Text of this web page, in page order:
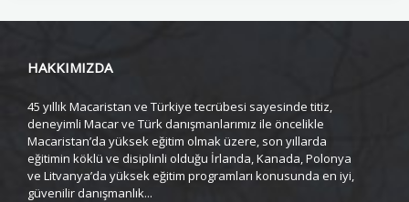
HAKKIMIZDA
45 yıllık Macaristan ve Türkiye tecrübesi sayesinde titiz,
deneyimli Macar ve Türk danışmanlarımız ile öncelikle
Macaristan’da yüksek eğitim olmak üzere, son yıllarda
eğitimin köklü ve disiplinli olduğu İrlanda, Kanada, Polonya
ve Litvanya’da yüksek eğitim programları konusunda en iyi,
güvenilir danışmanlık...